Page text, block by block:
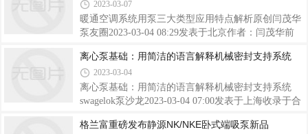
举办于上海，也希望能够感受到这座城市的前瞻性眼
光和笃定先行。▲建筑碳中和巡回研讨会-上海站
全开，3万+平方米展示规模，汇聚南方，利欧，凌
霄，美宝等800+品牌展商，20,000+专业观众，海量
商机一触即发！观众预登记火热进行中长按上方二维
多重观展礼遇，提名人/组团发起人按实际预登记人数
获得相应的积分奖励，积分可在展会现场兑换”护颈U
型枕、数码耳机收纳包、国潮锦鲤恒温杯套装
2023-03-07
暖通空调系统用泵三大类型应用特点解析原创闫茂华
泵友圈2023-03-04 08:29发表于北京作者：闫茂华前
应用特点和工况积累了较为丰富的经验，本文根据笔
者过往的工作经验，整理而成，供大家参考学习，如
有不足之处，不吝赐教。暖通空调系统用泵特点分析
空调暖通系统为闭式水系统，与其它开式系统有较大
特点如下：1. 闭式系统。管路系统高压力，泵体受液
离心泵基础：用简洁的语言解释机械密封支持系统
2023-03-04
离心泵基础：用简洁的语言解释机械密封支持系统
swagelok泵沙龙2023-03-04 07:00发表于上海收录于合
介机械密封设计用于防止工业流程离心泵流体的泄
格兰富重磅发布静源NK/NKE卧式端吸泵新品